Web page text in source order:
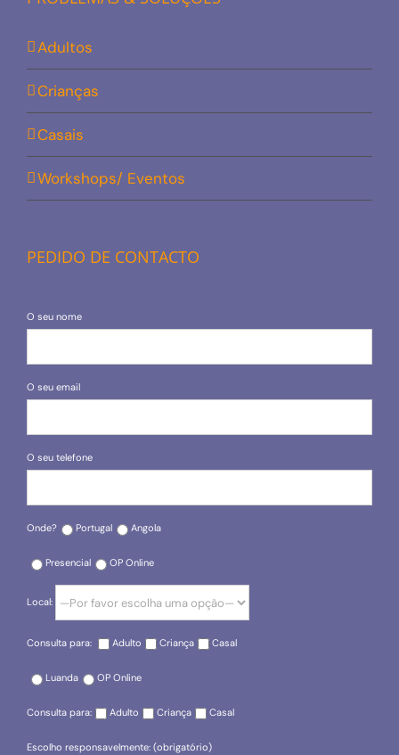
Adultos
Crianças
Casais
Workshops/ Eventos
PEDIDO DE CONTACTO
O seu nome
O seu email
O seu telefone
Onde? Portugal Angola
Presencial OP Online
Local:
Consulta para: Adulto Criança Casal
Luanda OP Online
Consulta para: Adulto Criança Casal
Escolho responsavelmente: (obrigatório)